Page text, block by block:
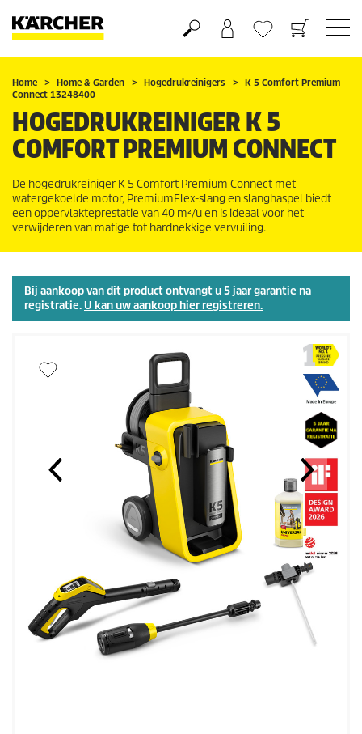
Boodschappenmandje
Verlanglijstje
Home Home & Garden Hogedrukreinigers
K 5 Comfort Premium
Connect 13248400
HOGEDRUKREINIGER K 5
COMFORT PREMIUM CONNECT
De hogedrukreiniger K 5 Comfort Premium Connect met
watergekoelde motor, PremiumFlex-slang en slanghaspel biedt
een oppervlakteprestatie van 40 m²/u en is ideaal voor het
verwijderen van matige tot hardnekkige vervuiling.
Bij aankoop van dit product ontvangt u 5 jaar garantie na
registratie.U kan uw aankoop hier registreren.